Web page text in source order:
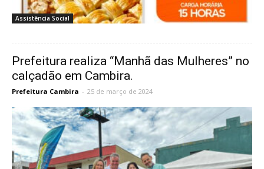
Assistência Social
Prefeitura realiza “Manhã das Mulheres” no
calçadão em Cambira.
Prefeitura Cambira - 25 de março de 2024